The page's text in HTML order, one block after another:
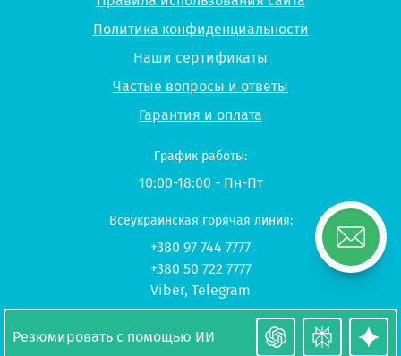
Политика конфиденциальности
Наши сертификаты
Частые вопросы и ответы
Гарантия и оплата
© 2026 UP-STUDY «Учеба в Польше»
График работы:
10:00-18:00 - Пн-Пт
Всеукраинская горячая линия:
+380 97 744 7777
+380 50 722 7777
Viber, Telegram
Резюмировать с помощью ИИ